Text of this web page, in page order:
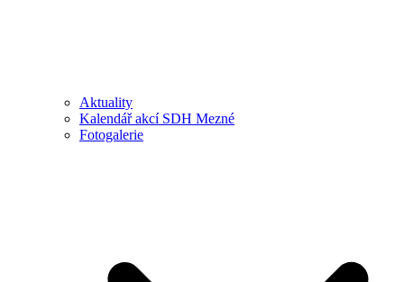
Aktuality
Kalendář akcí SDH Mezné
Fotogalerie